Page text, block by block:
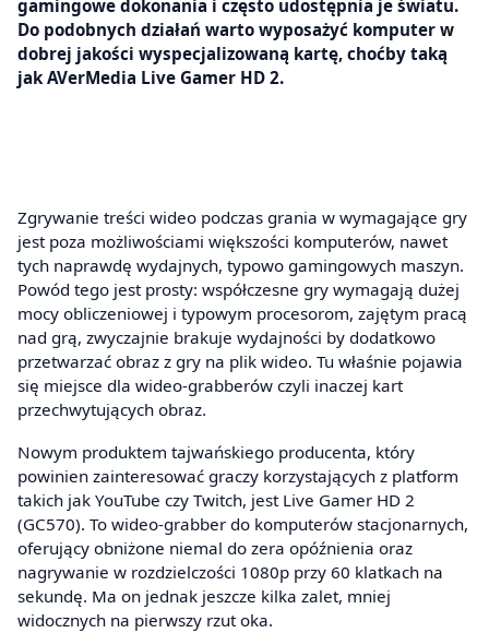
gamingowe dokonania i często udostępnia je światu.
Do podobnych działań warto wyposażyć komputer w
dobrej jakości wyspecjalizowaną kartę, choćby taką
jak AVerMedia Live Gamer HD 2.
Zgrywanie treści wideo podczas grania w wymagające gry
jest poza możliwościami większości komputerów, nawet
tych naprawdę wydajnych, typowo gamingowych maszyn.
Powód tego jest prosty: współczesne gry wymagają dużej
mocy obliczeniowej i typowym procesorom, zajętym pracą
nad grą, zwyczajnie brakuje wydajności by dodatkowo
przetwarzać obraz z gry na plik wideo. Tu właśnie pojawia
się miejsce dla wideo-grabberów czyli inaczej kart
przechwytujących obraz.
Nowym produktem tajwańskiego producenta, który
powinien zainteresować graczy korzystających z platform
takich jak YouTube czy Twitch, jest Live Gamer HD 2
(GC570). To wideo-grabber do komputerów stacjonarnych,
oferujący obniżone niemal do zera opóźnienia oraz
nagrywanie w rozdzielczości 1080p przy 60 klatkach na
sekundę. Ma on jednak jeszcze kilka zalet, mniej
widocznych na pierwszy rzut oka.